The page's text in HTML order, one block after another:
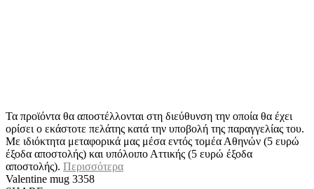
Τα προϊόντα θα αποστέλλονται στη διεύθυνση την οποία θα έχει
ορίσει ο εκάστοτε πελάτης κατά την υποβολή της παραγγελίας του.
Με ιδιόκτητα μεταφορικά μας μέσα εντός τομέα Αθηνών (5 ευρώ
έξοδα αποστολής) και υπόλοιπο Αττικής (5 ευρώ έξοδα
αποστολής). Περισσότερα
Valentine mug 3358